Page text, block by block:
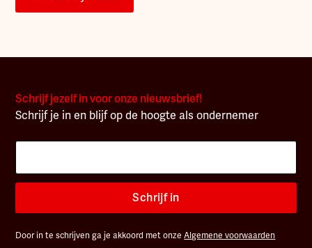
Schrijf jezelf in voor onze nieuwsbrief!
Schrijf je in en blijf op de hoogte als ondernemer
Schrijf in
Door in te schrijven ga je akkoord met onzeAlgemene voorwaarden